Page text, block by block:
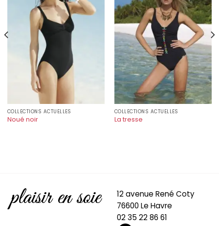
COLLECTIONS ACTUELLES
Noué noir
COLLECTIONS ACTUELLES
La tresse
12 avenue René Coty
76600 Le Havre
02 35 22 86 61